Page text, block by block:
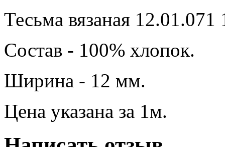
Тесьма вязаная
Состав - 100% хлопок.
Ширина - 12 мм.
Цена указана за 1м.